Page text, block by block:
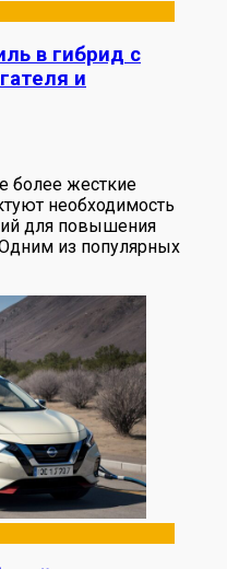
в гибрид с
и
более жесткие
необходимость
для повышения
из популярных